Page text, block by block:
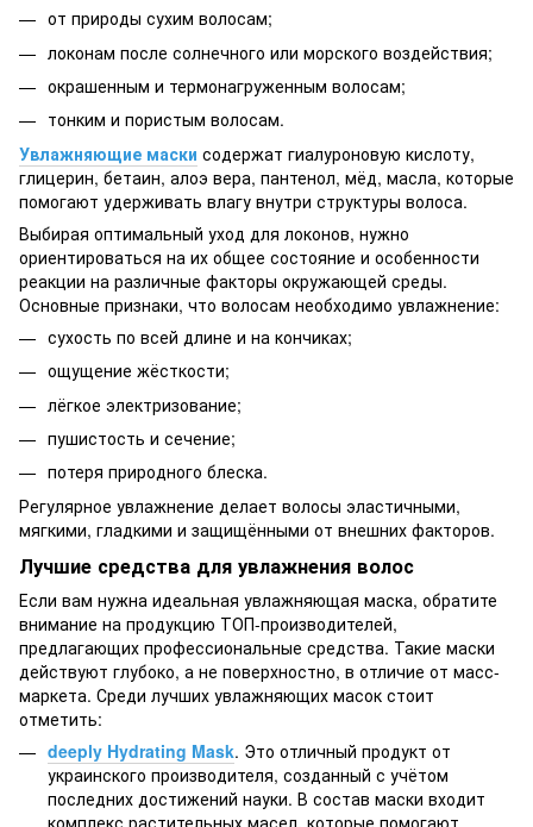
от природы сухим волосам;
локонам после солнечного или морского воздействия;
окрашенным и термонагруженным волосам;
тонким и пористым волосам.
Увлажняющие маски содержат гиалуроновую кислоту,
глицерин, бетаин, алоэ вера, пантенол, мёд, масла, которые
помогают удерживать влагу внутри структуры волоса.
Выбирая оптимальный уход для локонов, нужно
ориентироваться на их общее состояние и особенности
реакции на различные факторы окружающей среды.
Основные признаки, что волосам необходимо увлажнение:
сухость по всей длине и на кончиках;
ощущение жёсткости;
лёгкое электризование;
пушистость и сечение;
потеря природного блеска.
Регулярное увлажнение делает волосы эластичными,
мягкими, гладкими и защищёнными от внешних факторов.
Лучшие средства для увлажнения волос
Если вам нужна идеальная увлажняющая маска, обратите
внимание на продукцию ТОП-производителей,
предлагающих профессиональные средства. Такие маски
действуют глубоко, а не поверхностно, в отличие от масс-
маркета. Среди лучших увлажняющих масок стоит
отметить:
deeply Hydrating Mask. Это отличный продукт от
украинского производителя, созданный с учётом
последних достижений науки. В состав маски входит
комплекс растительных масел, которые помогают